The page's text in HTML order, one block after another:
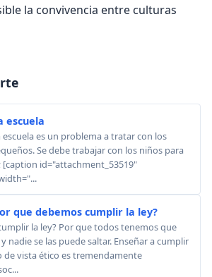
la convivencia entre culturas
escuela
escuela es un problema a tratar con los
Se debe trabajar con los niños para
id="attachment_53519"
que debemos cumplir la ley?
la ley? Por que todos tenemos que
nadie se las puede saltar. Enseñar a cumplir
de vista ético es tremendamente